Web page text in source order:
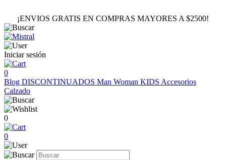
¡ENVIOS GRATIS EN COMPRAS MAYORES A $2500!
Iniciar sesión
0
Blog DISCONTINUADOS Man Woman KIDS Accesorios
Calzado
0
0